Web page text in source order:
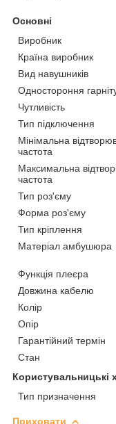
Основні
Виробник
Країна виробник
Вид навушників
Одностороння
Чутливість
Тип підключення
Мінімальна
частота
Максимальна
частота
Тип роз'єму
Форма роз'єму
Тип кріплення
Матеріал амбушюра
Функція плеєра
Довжина кабелю
Колір
Опір
Гарантійний термін
Стан
Користувальницькі
Тип призначення
Приховати